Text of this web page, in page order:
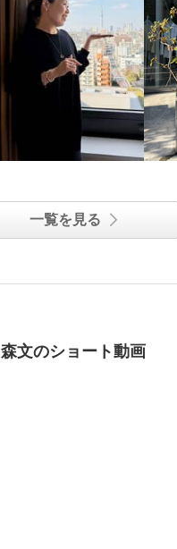
一覧を見る
森文のショート動画